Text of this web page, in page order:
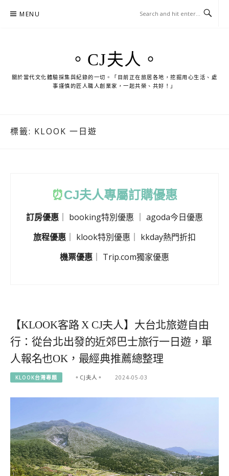
MENU
。CJ夫人。
關於當代文化體驗採集與紀錄的一切。「目前正在旅居各地，挖掘用心生活、處
事謹慎的匠人職人創業家，一起共榮、共好！」
標籤: KLOOK 一日遊
⏰CJ夫人專屬訂購優惠
訂房優惠 booking特別優惠
agoda今日優惠
旅程優惠
klook特別優惠
kkday熱門折扣
機票優惠
Trip.com獨家優惠
【KLOOK客路 X CJ夫人】大台北旅遊自由
行：從台北出發的近郊巴士旅行一日遊，單
人報名也OK，最經典推薦總整理
KLOOK台灣專題 。CJ夫人。 2024-05-03